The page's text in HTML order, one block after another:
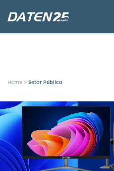
Home > Setor Público